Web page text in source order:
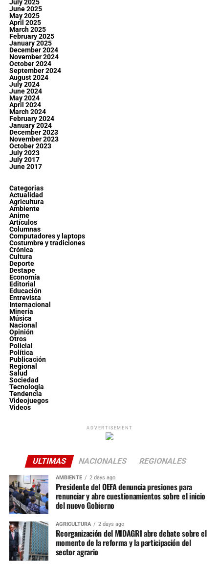
July 2025
June 2025
May 2025
April 2025
March 2025
February 2025
January 2025
December 2024
November 2024
October 2024
September 2024
August 2024
July 2024
June 2024
May 2024
April 2024
March 2024
February 2024
January 2024
December 2023
November 2023
October 2023
July 2023
July 2017
June 2017
Categorias
Actualidad
Agricultura
Ambiente
Anime
Artículos
Columnas
Computadores y laptops
Costumbre y tradiciones
Crónica
Cultura
Deporte
Destape
Economía
Editorial
Educación
Entrevista
Internacional
Minería
Música
Nacional
Opinión
Otros
Policial
Política
Publicación
Regional
Salud
Sociedad
Tecnología
Tendencia
Videojuegos
Videos
ADVERTISEMENT
ULTIMAS NACIONALES REGIONALES
AMBIENTE 2 days ago
Presidente del OEFA denuncia presiones para
renunciar y abre cuestionamientos sobre el inicio
del nuevo Gobierno
AGRICULTURA 2 days ago
Reorganización del MIDAGRI abre debate sobre el
momento de la reforma y la participación del
sector agrario